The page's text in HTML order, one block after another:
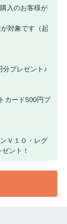
入のお客様が
対象です（起
分プレゼント♪
カード500円プ
Ｖ１０・レグ
ント！